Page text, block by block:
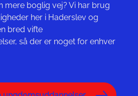
mere boglig vej? Vi har brug
her i Haderslev og
bred vifte
så der er noget for enhver